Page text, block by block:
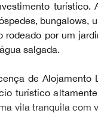
turístico.
bungalows,
rodeado por um
salgada.
de Alojamento
turístico
vila tranquila com